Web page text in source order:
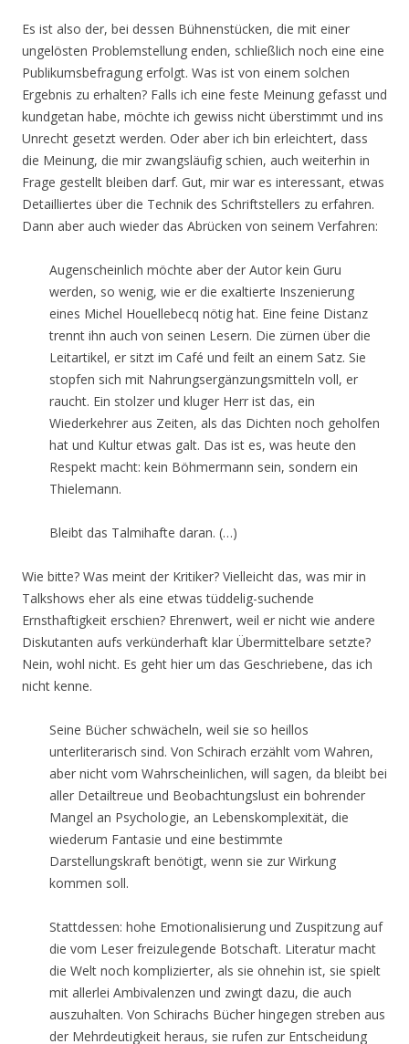
Es ist also der, bei dessen Bühnenstücken, die mit einer
ungelösten Problemstellung enden, schließlich noch eine eine
Publikumsbefragung erfolgt. Was ist von einem solchen
Ergebnis zu erhalten? Falls ich eine feste Meinung gefasst und
kundgetan habe, möchte ich gewiss nicht überstimmt und ins
Unrecht gesetzt werden. Oder aber ich bin erleichtert, dass
die Meinung, die mir zwangsläufig schien, auch weiterhin in
Frage gestellt bleiben darf. Gut, mir war es interessant, etwas
Detailliertes über die Technik des Schriftstellers zu erfahren.
Dann aber auch wieder das Abrücken von seinem Verfahren:
Augenscheinlich möchte aber der Autor kein Guru
werden, so wenig, wie er die exaltierte Inszenierung
eines Michel Houellebecq nötig hat. Eine feine Distanz
trennt ihn auch von seinen Lesern. Die zürnen über die
Leitartikel, er sitzt im Café und feilt an einem Satz. Sie
stopfen sich mit Nahrungsergänzungsmitteln voll, er
raucht. Ein stolzer und kluger Herr ist das, ein
Wiederkehrer aus Zeiten, als das Dichten noch geholfen
hat und Kultur etwas galt. Das ist es, was heute den
Respekt macht: kein Böhmermann sein, sondern ein
Thielemann.
Bleibt das Talmihafte daran. (…)
Wie bitte? Was meint der Kritiker? Vielleicht das, was mir in
Talkshows eher als eine etwas tüddelig-suchende
Ernsthaftigkeit erschien? Ehrenwert, weil er nicht wie andere
Diskutanten aufs verkünderhaft klar Übermittelbare setzte?
Nein, wohl nicht. Es geht hier um das Geschriebene, das ich
nicht kenne.
Seine Bücher schwächeln, weil sie so heillos
unterliterarisch sind. Von Schirach erzählt vom Wahren,
aber nicht vom Wahrscheinlichen, will sagen, da bleibt bei
aller Detailtreue und Beobachtungslust ein bohrender
Mangel an Psychologie, an Lebenskomplexität, die
wiederum Fantasie und eine bestimmte
Darstellungskraft benötigt, wenn sie zur Wirkung
kommen soll.
Stattdessen: hohe Emotionalisierung und Zuspitzung auf
die vom Leser freizulegende Botschaft. Literatur macht
die Welt noch komplizierter, als sie ohnehin ist, sie spielt
mit allerlei Ambivalenzen und zwingt dazu, die auch
auszuhalten. Von Schirachs Bücher hingegen streben aus
der Mehrdeutigkeit heraus, sie rufen zur Entscheidung